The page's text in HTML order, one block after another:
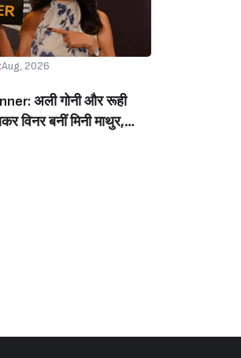
Aug, 2026
अली गोनी और रूही
विनर बनीं मिनी माथुर,